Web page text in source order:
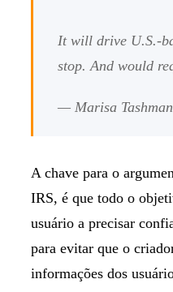
It will drive U.S.-
stop. And would
— Marisa
A chave para o
IRS, é que todo o
usuário a precisar
para evitar que o
informações dos